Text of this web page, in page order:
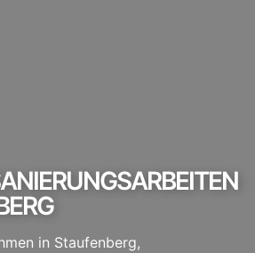
in Staufenberg,